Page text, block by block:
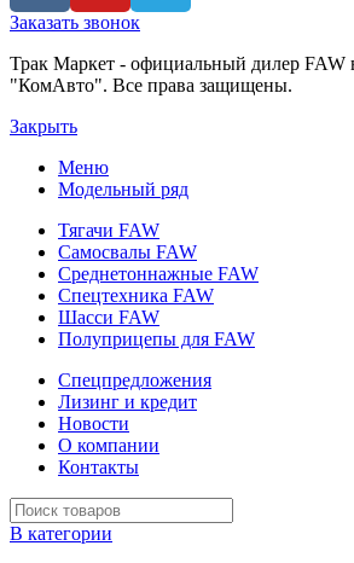
Заказать звонок
Трак Маркет - официальный дилер
"КомАвто". Все права защищены.
Закрыть
Меню
Модельный ряд
Тягачи FAW
Самосвалы FAW
Среднетоннажные FAW
Спецтехника FAW
Шасси FAW
Полуприцепы для FAW
Спецпредложения
Лизинг и кредит
Новости
О компании
Контакты
В категории